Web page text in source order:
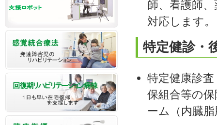
師、看護師
対応します。
特定健診・
特定健康診
保組合等の
ーム（内臓